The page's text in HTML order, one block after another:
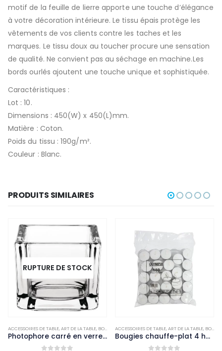
motif de la feuille de lierre apporte une touche d’élégance
à votre décoration intérieure. Le tissu épais protège les
vêtements de vos clients contre les taches et les
marques. Le tissu doux au toucher procure une sensation
de qualité. Ne convient pas au séchage en machine.Les
bords ourlés ajoutent une touche unique et sophistiquée.
Caractéristiques :
Lot : 10.
Dimensions : 450(W) x 450(L)mm.
Matière : Coton.
Poids du tissu : 190g/m².
Couleur : Blanc.
PRODUITS SIMILAIRES
RUPTURE DE STOCK
ACCESSOIRES DE TABLE,ART DE LA TABLE, BOUGIES ET PHOTOPHORES ,NON-PALETTISABLE
Photophore carré en verre transparent Olympia lot de 6
ACCESSOIRES DE TABLE,ART DE LA TABLE, BOUGIES ET PHOTOPHORES
Bougies chauffe-plat 4 heures Olympia (Lot de 100)